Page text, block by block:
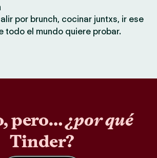
por brunch, cocinar juntxs, ir ese
todo el mundo quiere probar.
pero…¿por qué
Tinder?